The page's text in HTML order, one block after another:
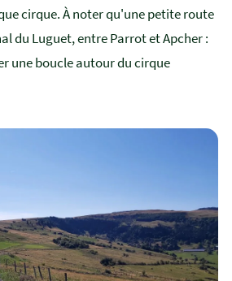
cirque. À noter qu'une petite route
du Luguet, entre Parrot et Apcher :
une boucle autour du cirque